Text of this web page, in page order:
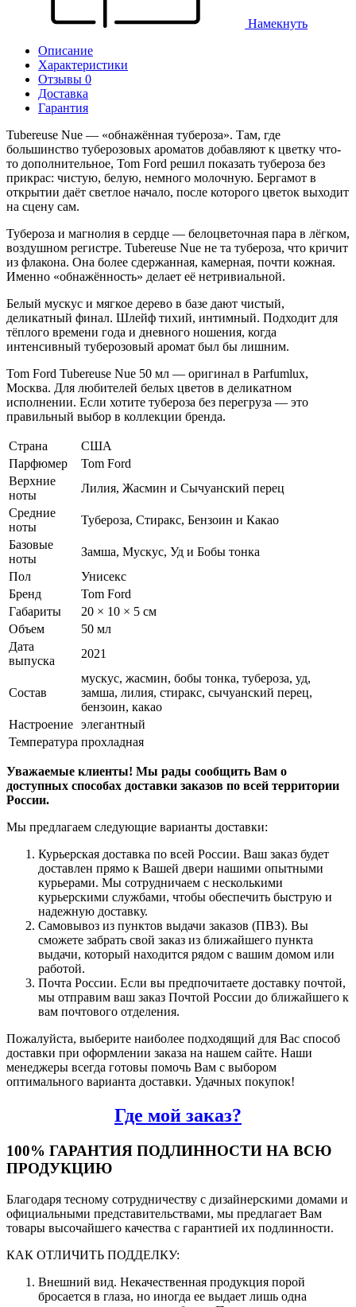
Намекнуть
Описание
Характеристики
Отзывы 0
Доставка
Гарантия
Tubereuse Nue — «обнажённая тубероза». Там, где
большинство туберозовых ароматов добавляют к цветку что-
то дополнительное, Tom Ford решил показать тубероза без
прикрас: чистую, белую, немного молочную. Бергамот в
открытии даёт светлое начало, после которого цветок выходит
на сцену сам.
Тубероза и магнолия в сердце — белоцветочная пара в лёгком,
воздушном регистре. Tubereuse Nue не та тубероза, что кричит
из флакона. Она более сдержанная, камерная, почти кожная.
Именно «обнажённость» делает её нетривиальной.
Белый мускус и мягкое дерево в базе дают чистый,
деликатный финал. Шлейф тихий, интимный. Подходит для
тёплого времени года и дневного ношения, когда
интенсивный туберозовый аромат был бы лишним.
Tom Ford Tubereuse Nue 50 мл — оригинал в Parfumlux,
Москва. Для любителей белых цветов в деликатном
исполнении. Если хотите тубероза без перегруза — это
правильный выбор в коллекции бренда.
Страна
США
Парфюмер
Tom Ford
Верхние
ноты
Лилия, Жасмин и Сычуанский перец
Средние
ноты
Тубероза, Стиракс, Бензоин и Какао
Базовые
ноты
Замша, Мускус, Уд и Бобы тонка
Пол
Унисекс
Бренд
Tom Ford
Габариты
20 × 10 × 5 см
Объем
50 мл
Дата
выпуска
2021
Состав
мускус, жасмин, бобы тонка, тубероза, уд,
замша, лилия, стиракс, сычуанский перец,
бензоин, какао
Настроение элегантный
Температура прохладная
Уважаемые клиенты! Мы рады сообщить Вам о
доступных способах доставки заказов по всей территории
России.
Мы предлагаем следующие варианты доставки:
Курьерская доставка по всей России. Ваш заказ будет
доставлен прямо к Вашей двери нашими опытными
курьерами. Мы сотрудничаем с несколькими
курьерскими службами, чтобы обеспечить быструю и
надежную доставку.
Самовывоз из пунктов выдачи заказов (ПВЗ). Вы
сможете забрать свой заказ из ближайшего пункта
выдачи, который находится рядом с вашим домом или
работой.
Почта России. Если вы предпочитаете доставку почтой,
мы отправим ваш заказ Почтой России до ближайшего к
вам почтового отделения.
Пожалуйста, выберите наиболее подходящий для Вас способ
доставки при оформлении заказа на нашем сайте. Наши
менеджеры всегда готовы помочь Вам с выбором
оптимального варианта доставки. Удачных покупок!
Где мой заказ?
100% ГАРАНТИЯ ПОДЛИННОСТИ НА ВСЮ
ПРОДУКЦИЮ
Благодаря тесному сотрудничеству с дизайнерскими домами и
официальными представительствами, мы предлагает Вам
товары высочайшего качества с гарантией их подлинности.
КАК ОТЛИЧИТЬ ПОДДЕЛКУ:
Внешний вид. Некачественная продукция порой
бросается в глаза, но иногда ее выдает лишь одна